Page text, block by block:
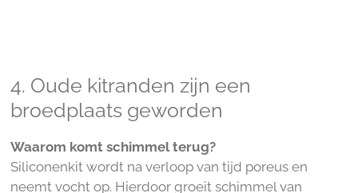
4. Oude kitranden zijn een
broedplaats geworden
Waarom komt schimmel terug?
Siliconenkit wordt na verloop van tijd poreus en
neemt vocht op. Hierdoor groeit schimmel van